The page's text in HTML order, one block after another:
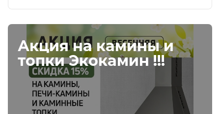
Акция на камины и
топки Экокамин !!!